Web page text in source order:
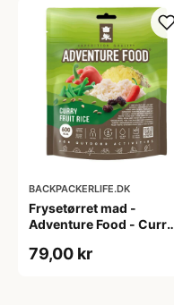
BACKPACKERLIFE.DK
Frysetørret mad -
Adventure Food - Curry
79,00 kr